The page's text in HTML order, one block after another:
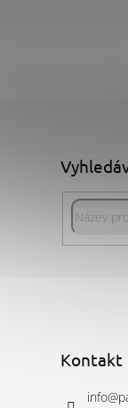
Kontakt
info@